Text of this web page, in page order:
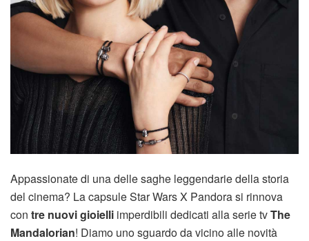
Appassionate di una delle saghe leggendarie della storia
del cinema? La capsule Star Wars X Pandora si rinnova
con tre nuovi gioielli imperdibili dedicati alla serie tvThe
Mandalorian! Diamo uno sguardo da vicino alle novità